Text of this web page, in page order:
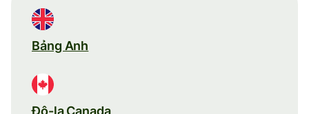
Bảng Anh
Đô-la Canada